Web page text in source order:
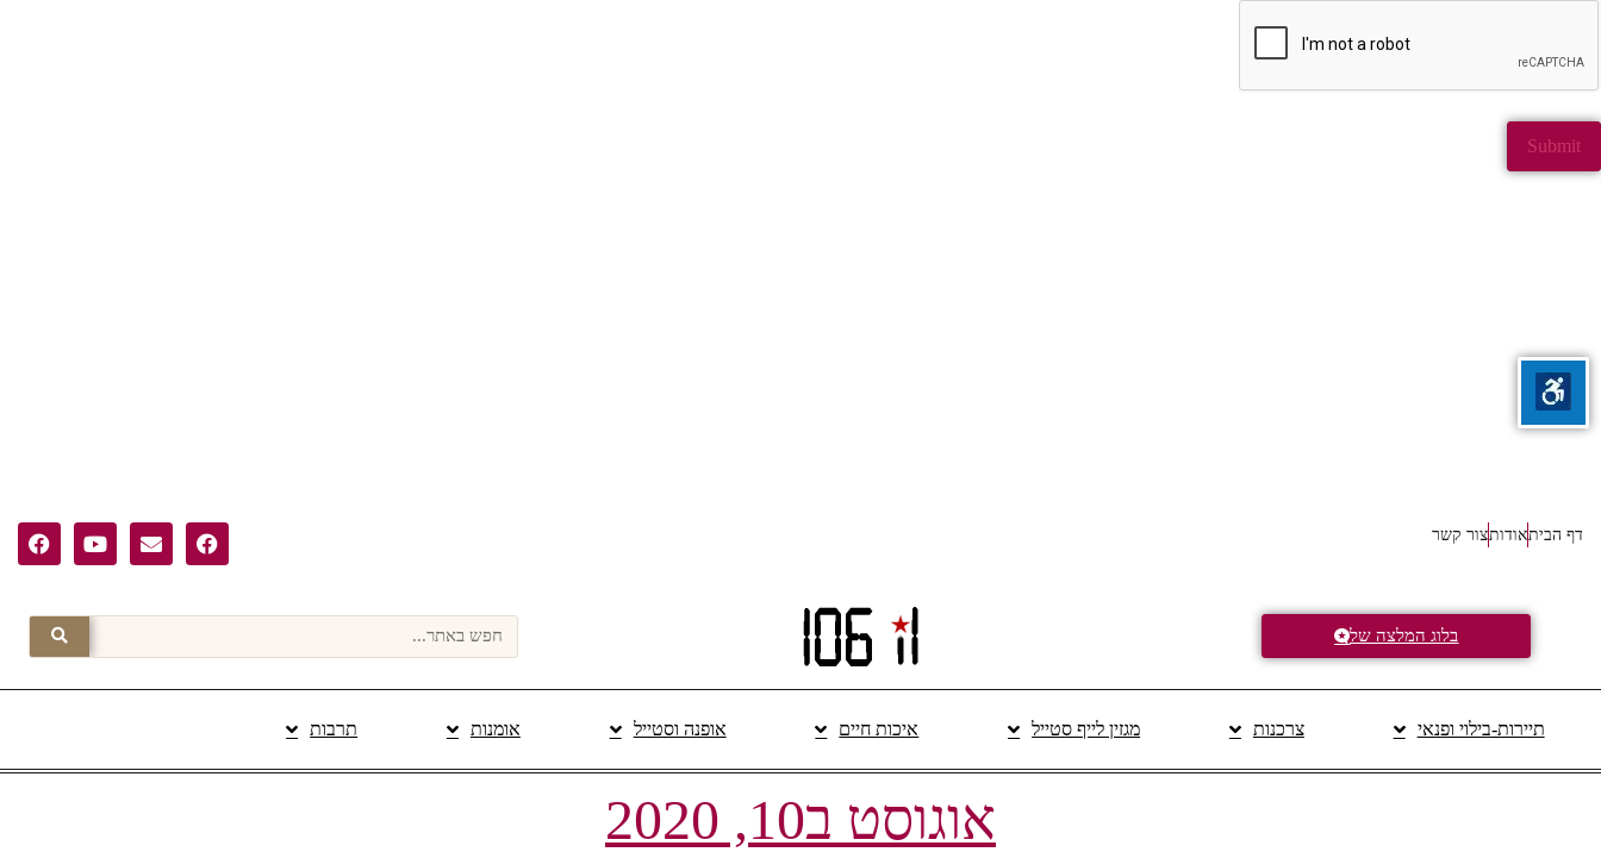
דף הביתאודותצור קשר
בלוג המלצה של
תיירות-בילוי ופנאי צרכנות מגזין לייף סטייל איכות חיים אופנה וסטייל אומנות תרבות
אוגוסט ב10, 2020